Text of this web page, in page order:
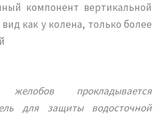
компонент вертикальной
как у колена, только более
прокладывается
для защиты водосточной